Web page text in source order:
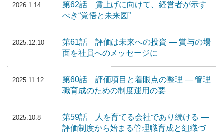
2026.1.14
第62話 賃上げに向けて、経営者が示す
べき“覚悟と未来図”
2025.12.10
第61話 評価は未来への投資 — 賞与の場
面を社員へのメッセージに
2025.11.12
第60話 評価項目と着眼点の整理 — 管理
職育成のための制度運用の要
2025.10.8
第59話 人を育てる会社であり続ける —
評価制度から始まる管理職育成と組織づ